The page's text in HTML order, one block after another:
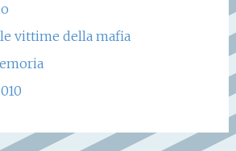
vittime della mafia